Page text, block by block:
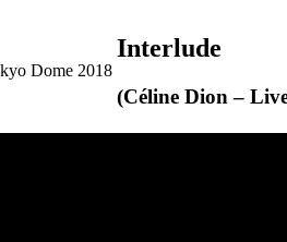
Interlude
(Céline Dion –